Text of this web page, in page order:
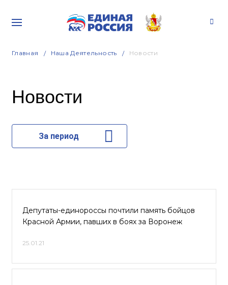
Главная Наша Деятельность Новости
Новости
За период
Депутаты-единороссы почтили память бойцов
Красной Армии, павших в боях за Воронеж
25.01.21